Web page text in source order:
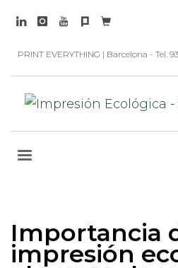
PRINT EVERYTHING | Barcelona - Tel.
Importancia
impresión